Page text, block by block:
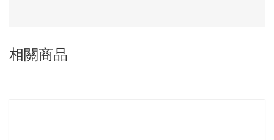
相關商品